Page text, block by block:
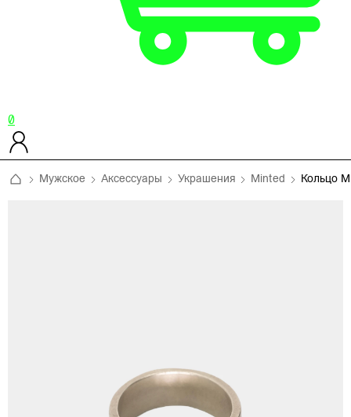
0
Мужское Аксессуары Украшения Minted Кольцо